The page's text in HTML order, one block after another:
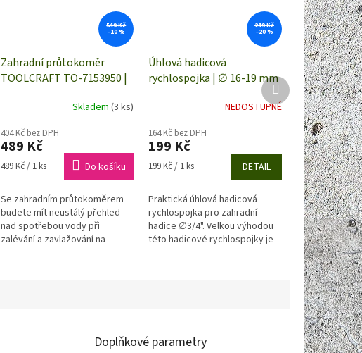
549 Kč
–10 %
Zahradní průtokoměr
TOOLCRAFT TO-7153950 |
nebo rychlospojky 1/2"
Skladem(3 ks)
404 Kč bez DPH
489 Kč
Měrná
489 Kč / 1 ks Do košíku
Se zahradním průtokoměrem
budete mít neustálý přehled
nad spotřebou vody při
zalévání a zavlažování na
249 Kč
–20 %
Úhlová hadicová
rychlospojka | ∅ 16-19 mm
NEDOSTUPNÉ
164 Kč bez DPH
199 Kč
Měrná
199 Kč / 1 ks DETAIL
Praktická úhlová hadicová
rychlospojka pro zahradní
hadice ∅3/4". Velkou výhodou
této hadicové rychlospojky je
Další
produkt
Doplňkové parametry